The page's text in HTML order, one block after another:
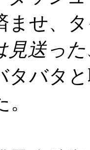
ませ、
見送った
タバタ